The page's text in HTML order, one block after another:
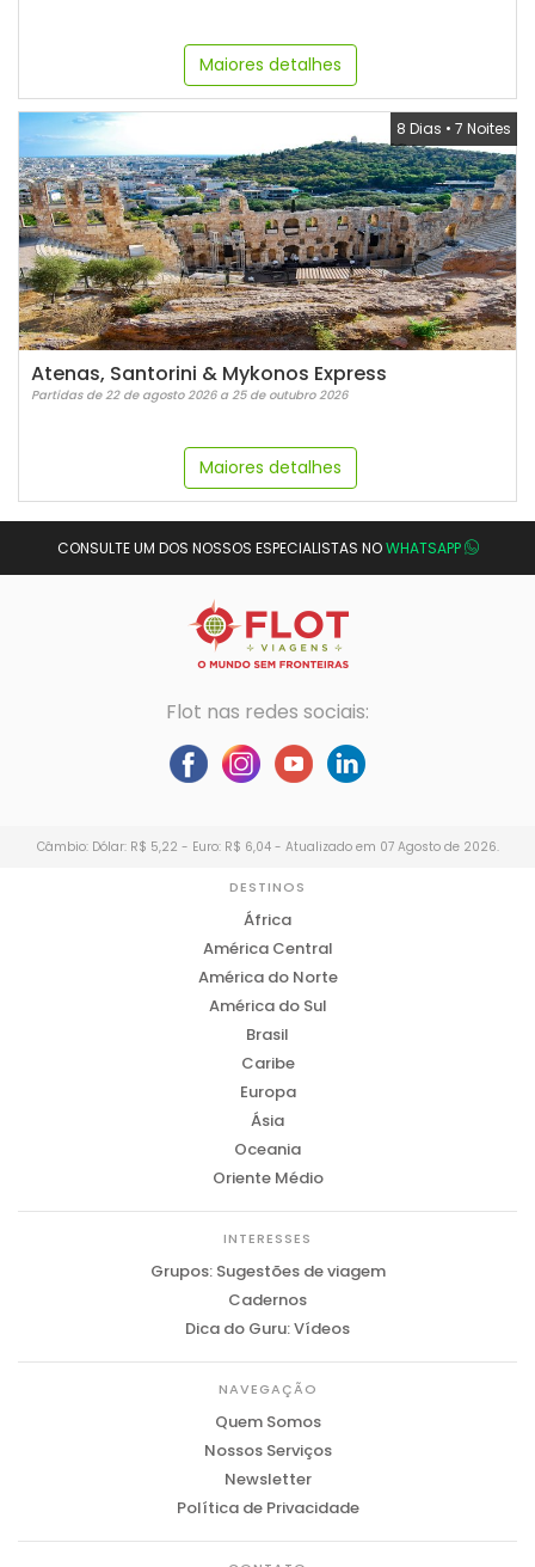
Maiores detalhes
8 Dias • 7 Noites
Atenas, Santorini & Mykonos Express
Partidas de 22 de agosto 2026 a 25 de outubro 2026
Maiores detalhes
CONSULTE UM DOS NOSSOS ESPECIALISTAS NOWHATSAPP
Flot nas redes sociais:
Câmbio: Dólar: R$ 5,22 - Euro: R$ 6,04 - Atualizado em 07 Agosto de 2026.
DESTINOS
África
América Central
América do Norte
América do Sul
Brasil
Caribe
Europa
Ásia
Oceania
Oriente Médio
INTERESSES
Grupos: Sugestões de viagem
Cadernos
Dica do Guru: Vídeos
NAVEGAÇÃO
Quem Somos
Nossos Serviços
Newsletter
Política de Privacidade